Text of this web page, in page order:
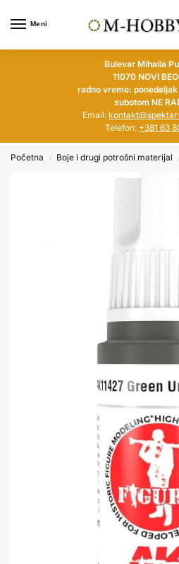
Meni
Bulevar Mihaila
11070 NOVI
radno vreme: ponedeljak
subotom NE
Email:
Telefon: +381 63
Početna / Boje i drugi potrošni materijal